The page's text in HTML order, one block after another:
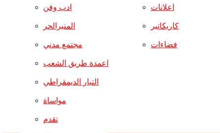
ادب وفن
المنبرالحر
مجتمع مدني
اعلانات
كاريكاتير
فضاءات
اعمدة طريق الشعب
التيار الديمقراطي
مواساة
تقدم